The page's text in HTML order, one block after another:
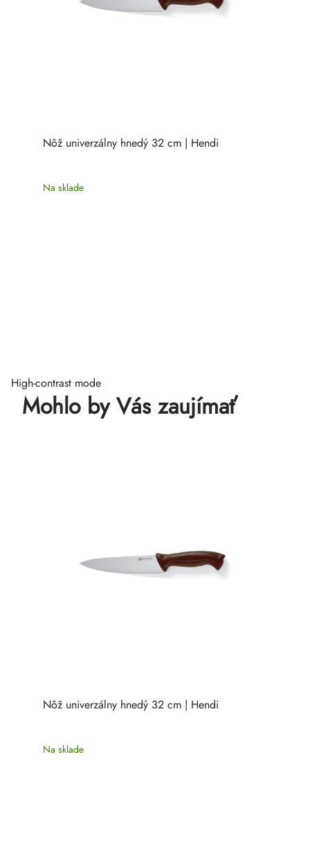
Nôž univerzálny hnedý 32 cm | Hendi
Na sklade
High-contrast mode
Mohlo by Vás zaujímať
Nôž univerzálny hnedý 32 cm | Hendi
Na sklade